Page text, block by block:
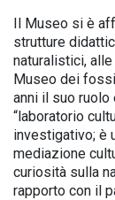
Il Museo si è
strutture
naturalistici,
Museo dei
anni il suo ruolo
“laboratorio
investigativo; è
mediazione
curiosità sulla
rapporto con il